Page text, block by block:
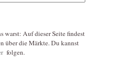
warst: Auf dieser Seite findest
über die Märkte. Du kannst
folgen.